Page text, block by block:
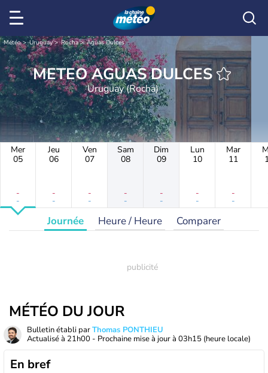
Météo Uruguay Rocha Aguas Dulces
METEO AGUAS DULCES
Uruguay (Rocha)
Mer
05
-
-
Jeu
06
-
-
Ven
07
-
-
Sam
08
-
-
Dim
09
-
-
Lun
10
-
-
Mar
11
-
-
Journée Heure / Heure Comparer
MÉTÉO DU JOUR
Bulletin établi parThomas PONTHIEU
Actualisé à 21h00 - Prochaine mise à jour à 03h15 (heure locale)
En bref